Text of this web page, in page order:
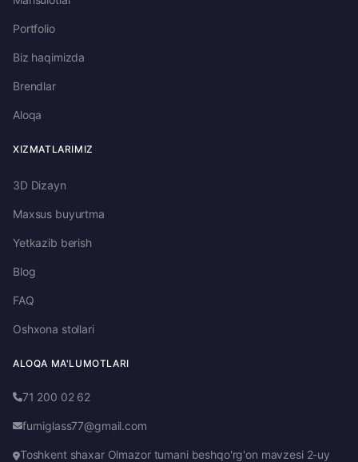
Portfolio
Biz haqimizda
Brendlar
Aloqa
XIZMATLARIMIZ
3D Dizayn
Maxsus buyurtma
Yetkazib berish
Blog
FAQ
Oshxona stollari
ALOQA MA'LUMOTLARI
71 200 02 62
furniglass77@gmail.com
Toshkent shaxar Olmazor tumani beshqo'rg'on mavzesi 2-uy